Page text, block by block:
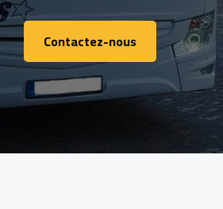
Contactez-nous
Contactez-nous